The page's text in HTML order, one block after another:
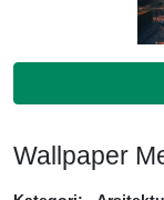
Wallpaper